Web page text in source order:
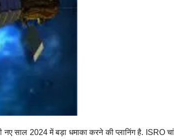
साल 2024 में बड़ा धमाका करने की प्लानिंग है. ISRO